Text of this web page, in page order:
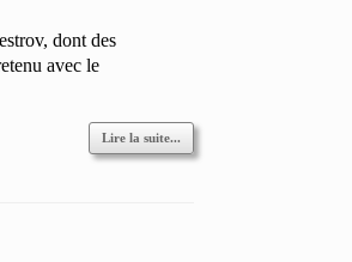
dont des
avec le
Lire la suite...